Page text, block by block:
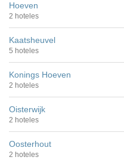
Hoeven
2 hoteles
Kaatsheuvel
5 hoteles
Konings Hoeven
2 hoteles
Oisterwijk
2 hoteles
Oosterhout
2 hoteles